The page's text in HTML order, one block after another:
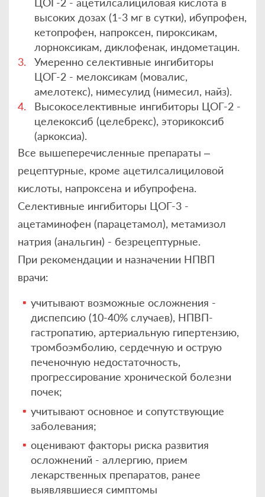
высоких дозах (1-3 мг в сутки), ибупрофен,
кетопрофен, напроксен, пироксикам,
лорноксикам, диклофенак, индометацин.
Умеренно селективные ингибиторы
ЦОГ-2 - мелоксикам (мовалис,
амелотекс), нимесулид (нимесил, найз).
Высокоселективные ингибиторы ЦОГ-2 -
целекоксиб (целебрекс), эторикоксиб
(аркоксиа).
Все вышеперечисленные препараты –
рецептурные, кроме ацетилсалициловой
кислоты, напроксена и ибупрофена.
Селективные ингибиторы ЦОГ-3 -
ацетаминофен (парацетамол), метамизол
натрия (анальгин) - безрецептурные.
При рекомендации и назначении НПВП
врачи:
учитывают возможные осложнения -
диспепсию (10-40% случаев), НПВП-
гастропатию, артериальную гипертензию,
тромбоэмболию, сердечную и острую
печеночную недостаточность,
прогрессирование хронической болезни
почек;
учитывают основное и сопутствующие
заболевания;
оценивают факторы риска развития
осложнений - аллергию, прием
лекарственных препаратов, ранее
выявлявшиеся симптомы